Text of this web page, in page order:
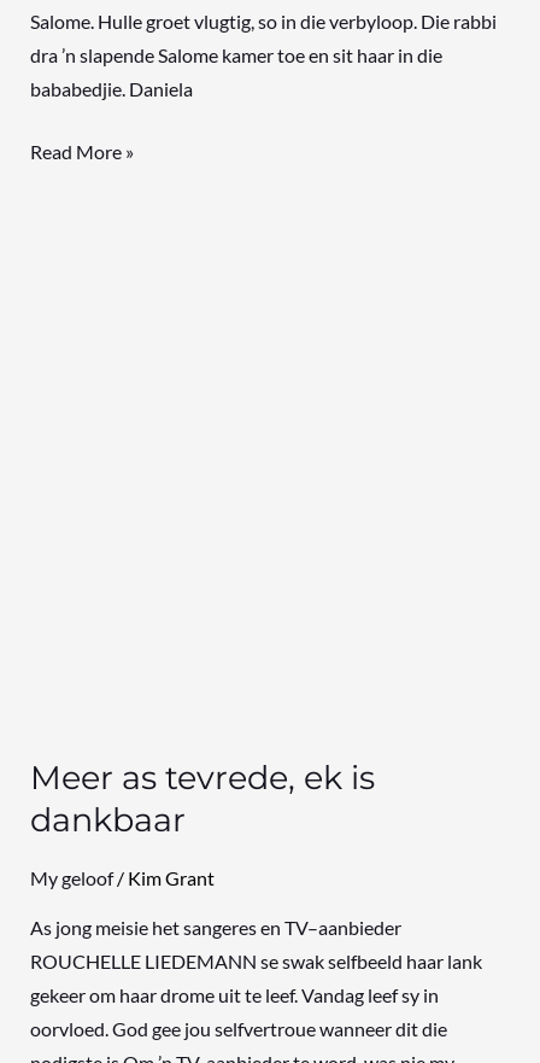
Salome. Hulle groet vlugtig, so in die verbyloop. Die rabbi
dra ’n slapende Salome kamer toe en sit haar in die
bababedjie. Daniela
Read More »
Meer as tevrede, ek is
dankbaar
My geloof/ Kim Grant
As jong meisie het sangeres en TV–aanbieder
ROUCHELLE LIEDEMANN se swak selfbeeld haar lank
gekeer om haar drome uit te leef. Vandag leef sy in
oorvloed. God gee jou selfvertroue wanneer dit die